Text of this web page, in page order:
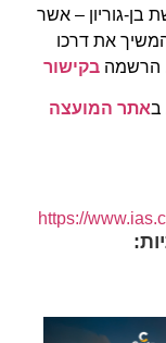
בן-גוריון – אשר
את דרכו
הרשמה בקישור
באתר המועצה
https://